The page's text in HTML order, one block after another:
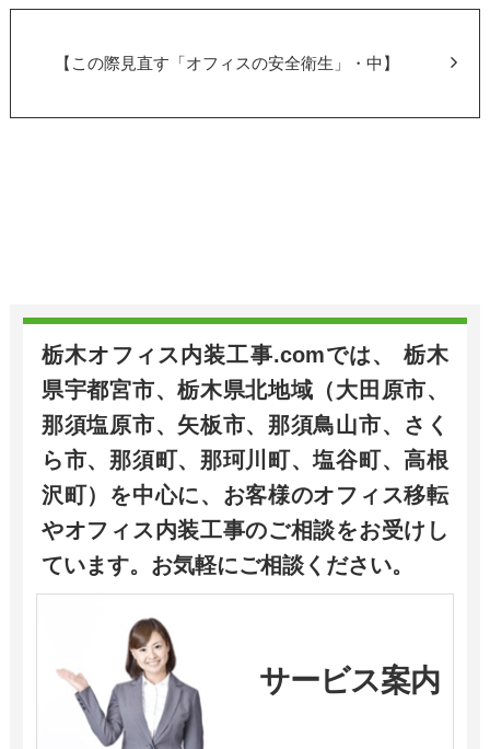
【この際見直す「オフィスの安全衛生」・中】
栃木オフィス内装工事.comでは、 栃木
県宇都宮市、栃木県北地域（大田原市、
那須塩原市、矢板市、那須鳥山市、さく
ら市、那須町、那珂川町、塩谷町、高根
沢町）を中心に、お客様のオフィス移転
やオフィス内装工事のご相談をお受けし
ています。お気軽にご相談ください。
サービス案内